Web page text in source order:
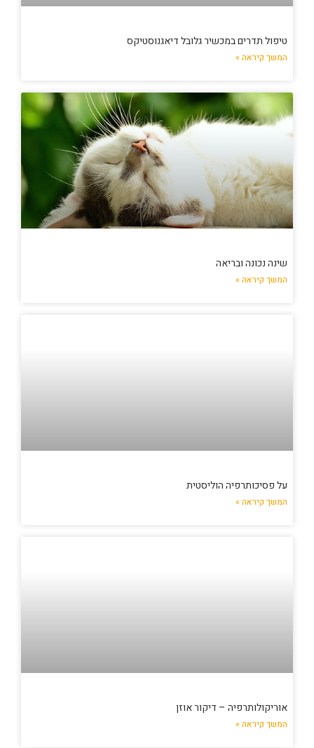
טיפול תדרים במכשיר גלובל דיאגנוסטיקס
המשך קיראה »
שינה נכונה ובריאה
המשך קיראה »
על פסיכותרפיה הוליסטית
המשך קיראה »
אוריקולותרפיה – דיקור אוזן
המשך קיראה »